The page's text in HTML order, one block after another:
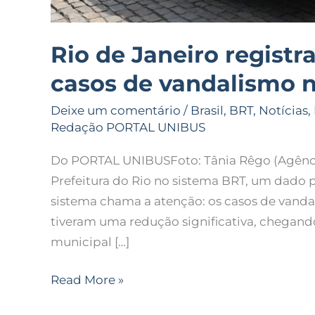
Rio de Janeiro
casos de vandalismo
Deixe um comentário / Brasil, BRT, Notícias,
Redação PORTAL UNIBUS
Do PORTAL UNIBUSFoto: Tânia Rêgo
Prefeitura do Rio no sistema BRT, um
sistema chama a atenção: os casos de
tiveram uma redução significativa,
municipal […]
Read More »